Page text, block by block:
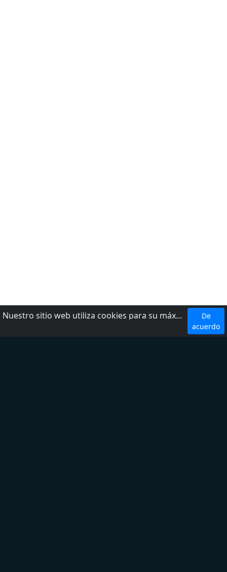
Nuestro sitio web utiliza cookies para su máxima comodidad. Al utilizar el sitio web, usted acepta el uso de cookies.
De
acuerdo